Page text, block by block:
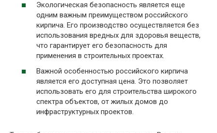
Экологическая безопасность является еще
одним важным преимуществом российского
кирпича. Его производство осуществляется без
использования вредных для здоровья веществ,
что гарантирует его безопасность для
применения в строительных проектах.
Важной особенностью российского кирпича
является его доступная цена. Это позволяет
использовать его для строительства широкого
спектра объектов, от жилых домов до
инфраструктурных проектов.